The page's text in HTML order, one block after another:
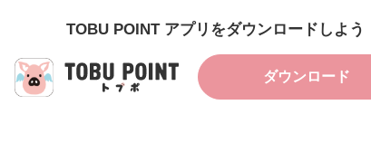
TOBU POINT アプリをダウンロードしよう
ダウンロード